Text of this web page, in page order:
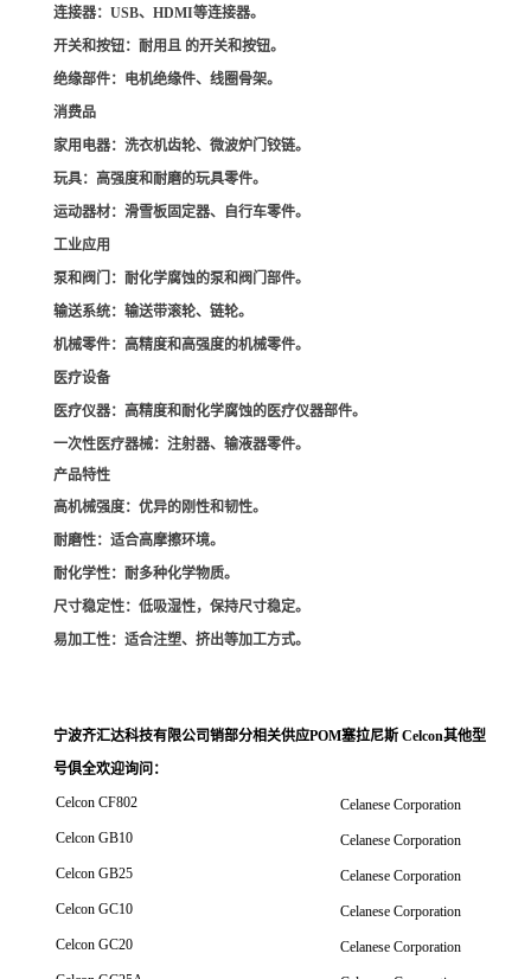
连接器：USB、HDMI等连接器。
开关和按钮：耐用且 的开关和按钮。
绝缘部件：电机绝缘件、线圈骨架。
消费品
家用电器：洗衣机齿轮、微波炉门铰链。
玩具：高强度和耐磨的玩具零件。
运动器材：滑雪板固定器、自行车零件。
工业应用
泵和阀门 ：耐化学腐蚀的泵和阀门部件。
输送系统：输送带滚轮、链轮。
机械零件：高精度和高强度的机械零件。
医疗设备
医疗仪器：高精度和耐化学腐蚀的医疗仪器部件。
一次性医疗器械：注射器、输液器零件。
产品特性
高机械强度：优异的刚性和韧性。
耐磨性：适合高摩擦环境。
耐化学性：耐多种化学物质。
尺寸稳定性：低吸湿性，保持尺寸稳定。
易加工性：适合注塑、挤出等加工方式。
宁波齐汇达科技有限公司销部分相关供应POM塞拉尼斯 Celcon其他型
号俱全欢迎询问 ：
Celcon CF802
Celanese Corporation
Celcon GB10
Celanese Corporation
Celcon GB25
Celanese Corporation
Celcon GC10
Celanese Corporation
Celcon GC20
Celanese Corporation